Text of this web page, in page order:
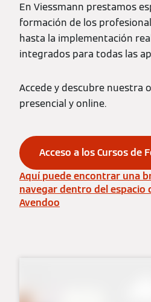
En Viessmann prestamos
formación de los
hasta la implementación
integrados para todas las
Accede y descubre nuestra
presencial y online.
Acceso a los Cursos de
Aquí puede encontrar una
navegar dentro del espacio
Avendoo